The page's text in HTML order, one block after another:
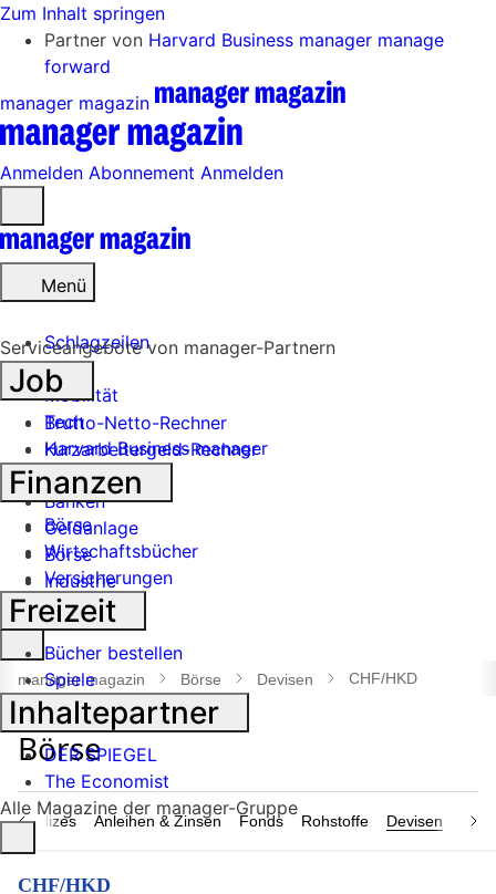
Zum Inhalt springen
Partner von Harvard Business manager manage
forward
manager magazin
Anmelden Abonnement Anmelden
öffnen
Menü
Schlagzeilen
Mobilität
Tech
Harvard Business manager
Handel
Banken
Geldanlage
Börse
Industrie
Suche
öffnen
manager magazin Börse Devisen CHF/HKD
& Indizes Anleihen & Zinsen Fonds Rohstoffe Devisen
CHF/HKD
Serviceangebote von manager-Partnern
Job
Brutto-Netto-Rechner
Kurzarbeitergeld-Rechner
Finanzen
Börse
Wirtschaftsbücher
Versicherungen
Freizeit
Bücher bestellen
Spiele
Inhaltepartner
DER SPIEGEL
The Economist
Alle Magazine der manager-Gruppe